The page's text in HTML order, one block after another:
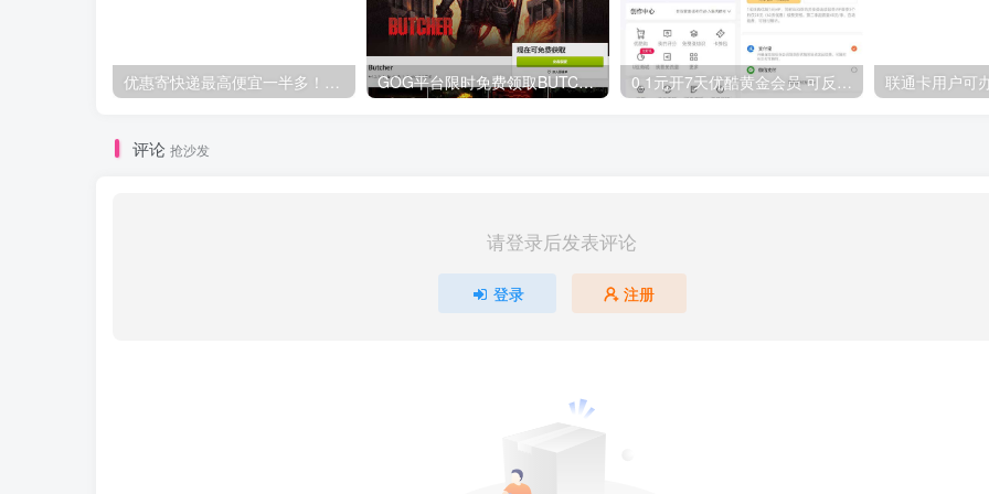
优惠寄快递最高便宜一半多！白鸽惠递 GOG平台限时免费领取BUTCHER（屠夫） 0.1元开7天优酷黄金会员 可反复开通需要关闭自动续费
评论 抢沙发
请登录后发表评论
登录 注册